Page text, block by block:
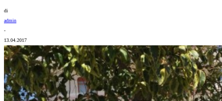
di
admin
-
13.04.2017